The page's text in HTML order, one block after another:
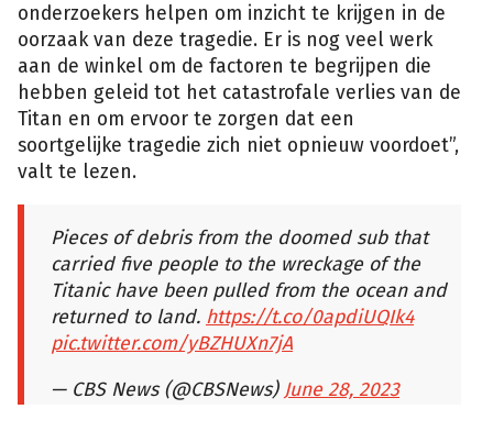
onderzoekers helpen om inzicht te krijgen in de
oorzaak van deze tragedie. Er is nog veel werk
aan de winkel om de factoren te begrijpen die
hebben geleid tot het catastrofale verlies van de
Titan en om ervoor te zorgen dat een
soortgelijke tragedie zich niet opnieuw voordoet”,
valt te lezen.
Pieces of debris from the doomed sub that
carried five people to the wreckage of the
Titanic have been pulled from the ocean and
returned to land. https://t.co/0apdiUQIk4
pic.twitter.com/yBZHUXn7jA
— CBS News (@CBSNews) June 28, 2023